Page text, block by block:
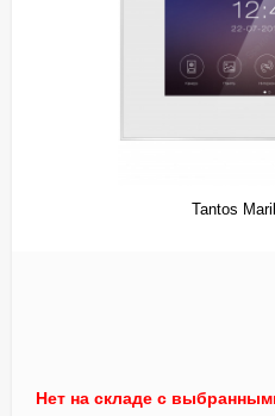
​Tantos
Нет на складе с